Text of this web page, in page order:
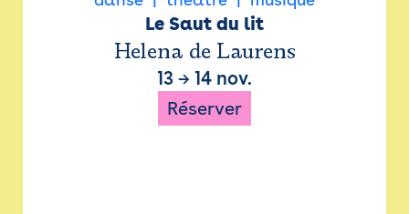
Le Saut du lit
Helena de Laurens
13 → 14 nov.
Réserver